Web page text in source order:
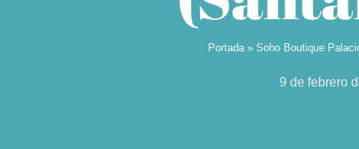
Portada» Soho Boutique
9 de febrero